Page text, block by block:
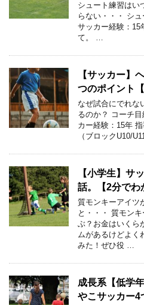
シュート練習はい
らない・・・ シ
サッカー経験：15
て。 …
【サッカー】
つのポイント
なぜ試合にでれな
るのか？ コーチ
カー経験：15年
（ブロックU10/
【小学生】サ
話。【2分でわ
質モンキーアイツ
と・・・ 質モン
ぶ？お金はいくら
ムがあるけどよく
みた！ぜひ役 …
成長系【低学
やこサッカー4